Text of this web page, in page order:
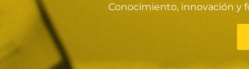
Conocimiento, innovación y